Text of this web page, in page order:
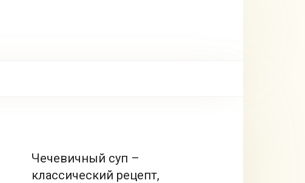
Чечевичный суп –
классический рецепт,